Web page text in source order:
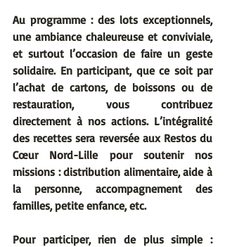
Au programme : des lots exceptionnels,
une ambiance chaleureuse et conviviale,
et surtout l’occasion de faire un geste
solidaire. En participant, que ce soit par
l’achat de cartons, de boissons ou de
restauration, vous contribuez
directement à nos actions. L’intégralité
des recettes sera reversée aux Restos du
Cœur Nord-Lille pour soutenir nos
missions : distribution alimentaire, aide à
la personne, accompagnement des
familles, petite enfance, etc.
Pour participer, rien de plus simple :